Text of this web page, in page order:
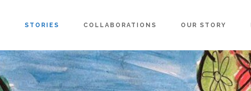
STORIES COLLABORATIONS OUR STORY